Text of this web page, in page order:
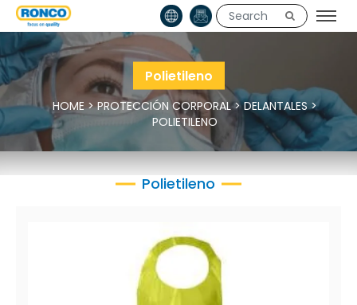
Polietileno
HOME>PROTECCIÓN CORPORAL>DELANTALES>
POLIETILENO
Polietileno